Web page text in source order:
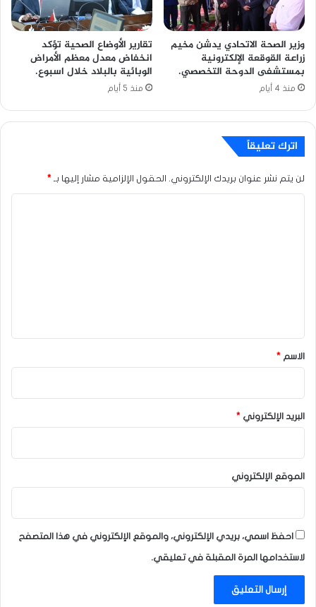
وزير الصحة الاتحادي يدشن مخيم
زراعة القوقعة الإلكترونية
بمستشفى الدوحة التخصصي.
منذ 4 أيام
تقارير الأوضاع الصحية تؤكد
انخفاض معدل معظم الأمراض
الوبائية بالبلاد خلال اسبوع.
منذ 5 أيام
اترك تعليقاً
لن يتم نشر عنوان بريدك الإلكتروني. الحقول الإلزامية مشار إليها بـ *
*
الاسم *
البريد الإلكتروني *
الموقع الإلكتروني
احفظ اسمي، بريدي الإلكتروني، والموقع الإلكتروني في هذا المتصفح
لاستخدامها المرة المقبلة في تعليقي.